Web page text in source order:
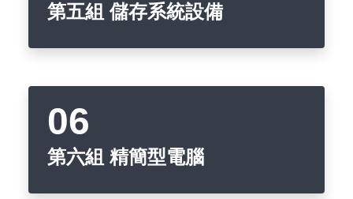
第五組 儲存系統設備
第六組 精簡型電腦